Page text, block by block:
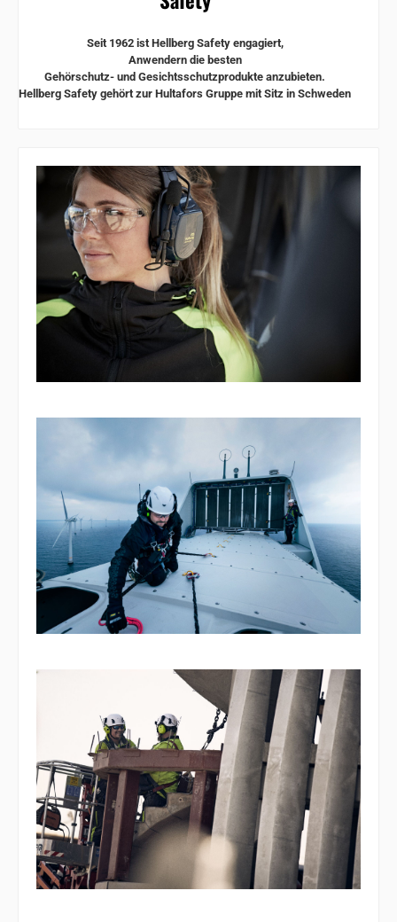
Seit 1962 ist Hellberg Safety engagiert,
Anwendern die besten
Gehörschutz- und Gesichtsschutzprodukte anzubieten.
Hellberg Safety gehört zur Hultafors Gruppe mit Sitz in Schweden